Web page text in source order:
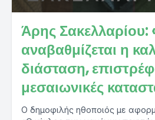
Άρης Σακελλαρίου:
αναβαθμίζεται η
διάσταση,
μεσαιωνικές
Ο δημοφιλής ηθοποιός με